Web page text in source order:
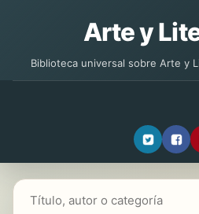
Arte y
Biblioteca universal sobre Arte y